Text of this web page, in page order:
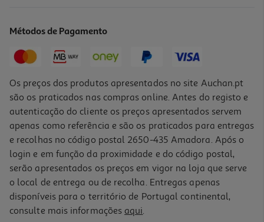
Molho Knorr Teriyaki 215g
Métodos de Pagamento
Os preços dos produtos apresentados no site Auchan.pt
são os praticados nas compras online. Antes do registo e
autenticação do cliente os preços apresentados servem
apenas como referência e são os praticados para entregas
e recolhas no código postal 2650-435 Amadora. Após o
login e em função da proximidade e do código postal,
serão apresentados os preços em vigor na loja que serve
o local de entrega ou de recolha. Entregas apenas
disponíveis para o território de Portugal continental,
consulte mais informações aqui.